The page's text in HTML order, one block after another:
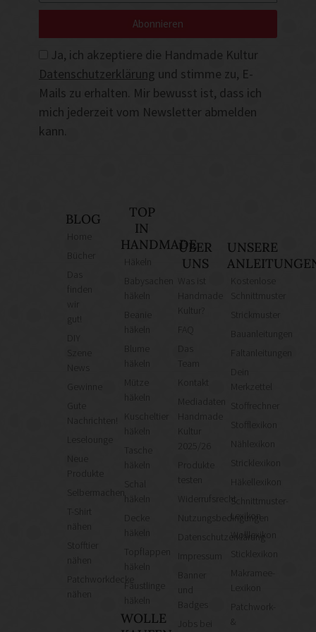
Ja, ich akzeptiere die Handmade Kultur
Datenschutzerklärung und stimme zu, E-
Mails zu erhalten. Mir bewusst ist, dass ich
mich jederzeit vom Newsletter abmelden
kann.
Abonnieren
BLOG
finden
gut!
News
Gute
Nachrichten!
Leselounge
Neue
Produkte
Selbermachen
T-Shirt
Stofftier
Patchworkdecke
TOP
IN
HANDMADE
häkeln
häkeln
Mütze
häkeln
Kuscheltier
Tasche
häkeln
häkeln
Topflappen
häkeln
Fäustlinge
häkeln
WOLLE
ÜBER
UNS
Was ist
Kultur?
Das
Team
Kontakt
Mediadaten
Kultur
2025/26
Produkte
testen
Widerrufsrecht
Nutzungsbedingungen
Datenschutzerklärung
UNSERE
Kostenlose
Schnittmuster
Strickmuster
Bauanleitungen
Faltanleitungen
Merkzettel
Stoffrechner
Stofflexikon
Nählexikon
Stricklexikon
Häkellexikon
Schnittmuster-
Lexikon
Wolllexikon
Sticklexikon
Makramee-
Lexikon
Patchwork-
&